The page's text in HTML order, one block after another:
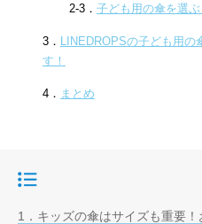
2-3． 子ども用の傘を選
3．
LINEDROPSの子ども用
す！
4． まとめ
1．キッズの傘はサイズも重要